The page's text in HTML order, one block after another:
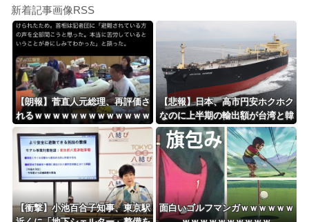
新着記事画像RSS
【朗報】菅直人元総理、再評価さ
れるｗｗｗｗｗｗｗｗｗｗｗｗｗ
ｗｗｗｗｗ
【悲報】日本、高市円安ホクホク
なのに上半期の輸出額が台湾と韓
国に抜かれる・・・
【衝撃】小池百合子知事、東京駅
面白いゴルフマンガｗｗｗｗｗｗ